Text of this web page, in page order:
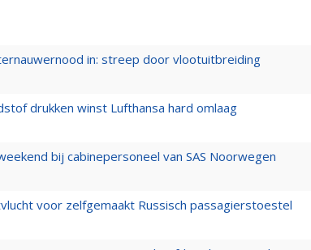
in: streep door vlootuitbreiding
drukken winst Lufthansa hard omlaag
bij cabinepersoneel van SAS Noorwegen
voor zelfgemaakt Russisch passagierstoestel